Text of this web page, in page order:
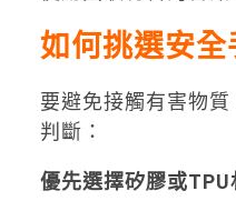
如何挑選安全
要避免接觸有害物質
判斷：
優先選擇矽膠或